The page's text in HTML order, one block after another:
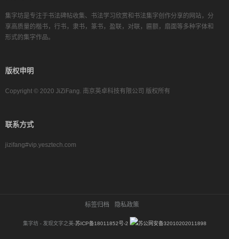
集字坊是专注于书法碑帖收集、书法学习欣赏和书法集字创作分享的网站，分
享高质量的楷书，行书，隶书，篆书，盈联，对联，匾额，扇面等多种字体和
形式的集字作品。
版权申明
Copyright © 2020 JiZiFang. 南京英卓科技有限公司 版权所有
联系方式
jizifang#vip.yesztech.com
标签归档 隐私政策
集字坊 - 发现文字之美-苏ICP备18011852号-2 苏公网安备32010202011898